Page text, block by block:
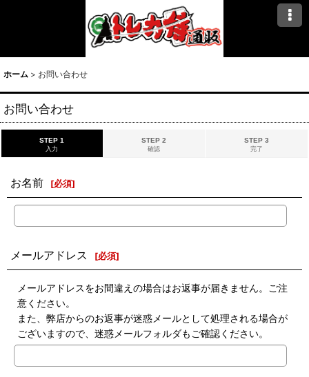
ホーム > お問い合わせ
お問い合わせ
STEP 1
入力
STEP 2
確認
STEP 3
完了
お名前 [必須]
メールアドレス [必須]
メールアドレスをお間違えの場合はお返事が届きません。ご注
意ください。
また、弊店からのお返事が迷惑メールとして処理される場合が
ございますので、迷惑メールフォルダもご確認ください。